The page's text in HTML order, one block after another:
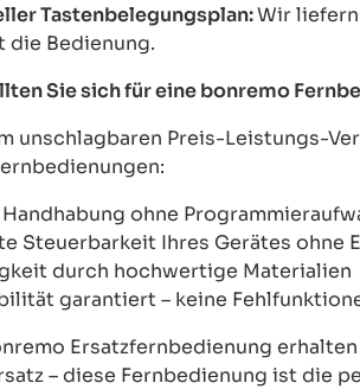
Tastenbelegungsplan:Wir
Bedienung.
Sie sich für eine bonremo
unschlagbaren Preis-Leistungs-
Handhabung ohne
Steuerbarkeit Ihres Gerätes ohne
durch hochwertige Materialien
garantiert – keine
Ersatzfernbedienung
– diese Fernbedienung ist die